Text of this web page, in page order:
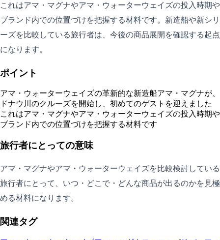
これはアマ・マグナやアマ・ウォーターウェイズの投入時期や
ブランド内での位置づけを把握する材料です。新造船や新シリ
ーズを比較している旅行者は、今後の商品展開を確認する起点
になります。
ポイント
アマ・ウォーターウェイズの革新的な新造船アマ・マグナが、
ドナウ川のクルーズを開始し、初めてのゲストを迎えました
これはアマ・マグナやアマ・ウォーターウェイズの投入時期や
ブランド内での位置づけを把握する材料です
旅行者にとっての意味
アマ・マグナやアマ・ウォーターウェイズを比較検討している
旅行者にとって、いつ・どこで・どんな商品が出るのかを見極
める材料になります。
関連タグ